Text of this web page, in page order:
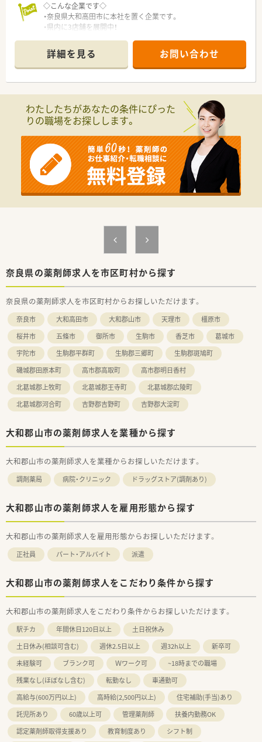
◇こんな企業です◇
・奈良県大和高田市に本社を置く企業です。
・県内に3店舗を展開中！
ます。
詳細を見る お問い合わせ
わたしたちがあなたの条件にぴった
りの職場をお探しします。
奈良県の薬剤師求人を市区町村から探す
奈良県の薬剤師求人を市区町村からお探しいただけます。
奈良市 大和高田市 大和郡山市 天理市
橿原市
桜井市
五條市 御所市 生駒市 香芝市
葛城市
宇陀市
生駒郡平群町 生駒郡三郷町
生駒郡斑鳩町
磯城郡田原本町
高市郡高取町
高市郡明日香村
北葛城郡上牧町
北葛城郡王寺町
北葛城郡広陵町
北葛城郡河合町
吉野郡吉野町 吉野郡大淀町
大和郡山市の薬剤師求人を業種から探す
大和郡山市の薬剤師求人を業種からお探しいただけます。
調剤薬局 病院・クリニック ドラッグストア(調剤あり)
大和郡山市の薬剤師求人を雇用形態から探す
大和郡山市の薬剤師求人を雇用形態からお探しいただけます。
正社員 パート・アルバイト 派遣
大和郡山市の薬剤師求人をこだわり条件から探す
大和郡山市の薬剤師求人をこだわり条件からお探しいただけます。
駅チカ 年間休日120日以上
土日祝休み
土日休み(相談可含む)
週休2.5日以上 週32h以上
新卒可
未経験可
ブランク可 Ｗワーク可
~18時までの職場
残業なし(ほぼなし含む)
転勤なし
車通勤可
高給与(600万円以上)
高時給(2,500円以上)
住宅補助(手当)あり
託児所あり
60歳以上可 管理薬剤師
扶養内勤務OK
認定薬剤師取得支援あり
教育制度あり
シフト制